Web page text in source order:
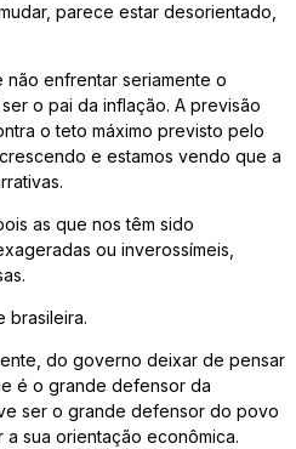
parece estar desorientado,
enfrentar seriamente o
o pai da inflação. A previsão
o teto máximo previsto pelo
e estamos vendo que a
as que nos têm sido
ou inverossímeis,
brasileira.
do governo deixar de pensar
é o grande defensor da
ser o grande defensor do povo
a sua orientação econômica.